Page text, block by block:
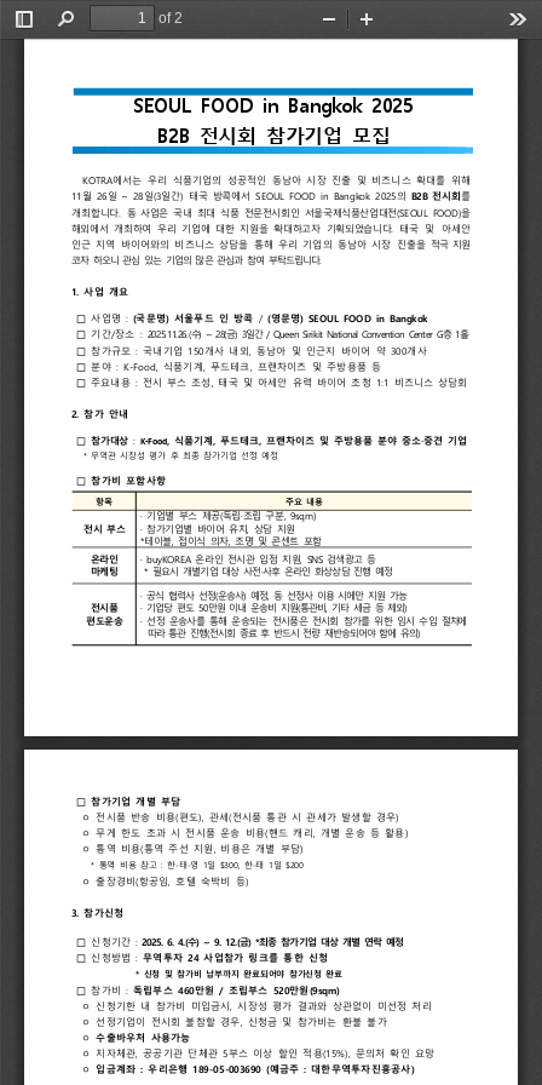
Toggle
Find
of 2
Zoom
SEOUL FOOD in Bangkok 2025
B2B 전시회 참가기업 모집
KOTRA에서는 우리 식품기업의 성공적인 동남아 시장 진출 및 비즈니스 확대를
위해
11 월 26 일 28 일(3일간) 태국 방콕에서 SEOUL FOOD in Bangkok 2025 의 B2B 전시회를
개최합니다
동 사업은 국내 최대 식품 전문전시회인 서울국제식품산업대전 (SEOUL FOOD)을
해외에서
개최하여 우리 기업에 대한 지원을 확대하고자 기획되었습니다 태국 및
아세안
인근 지역 바이어와의 비즈니스 상담을 통해 우리 기업의 동남아 시장 진출을 적극 지원
코자 하오니 관심 있는 기업의 많은 관심과 참여 부탁드립니다.
1. 사업 개요
□ 사업명 : (국문명) 서울푸드 인 방콕 / (영문명) SEOUL FOOD in Bangkok
□
기간/장소 : 2025.11.26.(수) 28(금) 3일간 / Queen Sirikit National Convention Center G층 1 홀
□ 참가규모 국내기업 150 개사 내외 동남아 및 인근지 바이어 약 300개사
□
분야 K-Food, 식품기계 푸드테크 프랜차이즈 및 주방용품
등
□ 주요내용 : 전시 부스 조성 태국 및 아세안 유력 바이어 초청 1:1 비즈니스 상담회
2. 참가 안내
□ 참가대상 : K-Food, 식품기계, 푸드테크, 프랜차이즈 및 주방용품 분야 중소·중견 기업
* 무역관 시장성 평가 후 최종 참가기업 선정 예정
□ 참가비 포함사항
항목 주요 내용
전시 부스
· 기업별 부스 제공(독립·조립 구분, 9sqm)
참가기업별 바이어 유치 상담 지원
*테이블, 접이식 의자, 조명 및 콘센트
포함
온라인
마케팅
buyKOREA 온라인 전시관 입점 지원 SNS 검색광고 등
* 필요시 개별기업 대상 사전·사후 온라인 화상상담 진행 예정
전시품
편도운송
공식 협력사 선정(운송사) 예정 동 선정사 이용 시에만 지원 가능
· 기업당 편도 50만원 이내 운송비 지원(통관비 기타 세금 등 제외)
선정 운송사를 통해 운송되는 전시품은 전시회 참가를 위한 임시 수입 절차에
따라 통관 진행(전시회 종료 후 반드시 전량 재반송되어야 함에 유의)
□ 참가기업 개별
부담
ᄋ
전시품 반송 비용( 편도), 관세( 전시품 통관 시 관세가 발생할 경우)
ᄋ
무게 한도 초과 시 전시품 운송 비용(핸드 캐리 개별 운송 등 활용 )
ᄋ
통역 비용( 통역 주선 지원 비용은 개별 부담)
* 통역 비용 참고 : 한- 태- 영 1일 $300, 한- 태 1 일 $200
ᄋ 출장경비 (항공임 호텔 숙박비 등)
3. 참가신청
□ 신청기간 : 2025. 6. 4.(수) 9. 12.(금) *최종 참가기업 대상 개별 연락 예정
□
신청방법 : 무역투자 24 사업참가 링크를 통한 신청
* 신청 및 참가비 납부까지 완료되어야 참가신청 완료
□ 참가비 독립부스 460만원 / 조립부스 520만원 (9sqm)
ᄋ
신청기한 내 참가비 미입금시 시장성 평가 결과와 상관없이 미선정
처리
ᄋ
선정기업이 전시회 불참할 경우 신청금 및 참가비는 환불 불가
ᄋ
수출바우처
사용가능
ᄋ
지자체관 공공기관 단체관 5 부스 이상 할인 적용(15%), 문의처 확인
요망
ᄋ
입금계좌 : 우리은행 189-05-003690 (예금주 : 대한무역투자진흥공사)